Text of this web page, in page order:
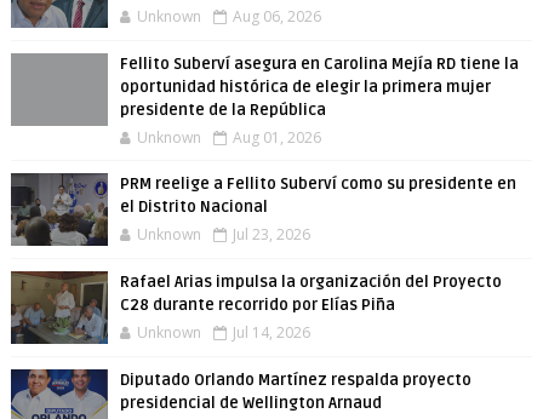
Unknown Aug 06, 2026
Fellito Suberví asegura en Carolina Mejía RD tiene la
oportunidad histórica de elegir la primera mujer
presidente de la República
Unknown Aug 01, 2026
PRM reelige a Fellito Suberví como su presidente en
el Distrito Nacional
Unknown Jul 23, 2026
Rafael Arias impulsa la organización del Proyecto
C28 durante recorrido por Elías Piña
Unknown Jul 14, 2026
Diputado Orlando Martínez respalda proyecto
presidencial de Wellington Arnaud